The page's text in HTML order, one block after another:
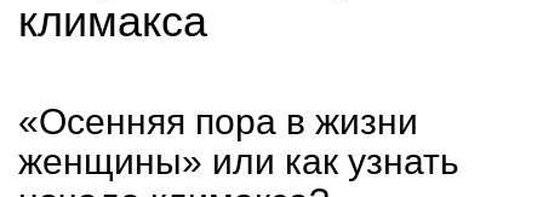
климакса
«Осенняя пора в жизни
женщины» или как узнать